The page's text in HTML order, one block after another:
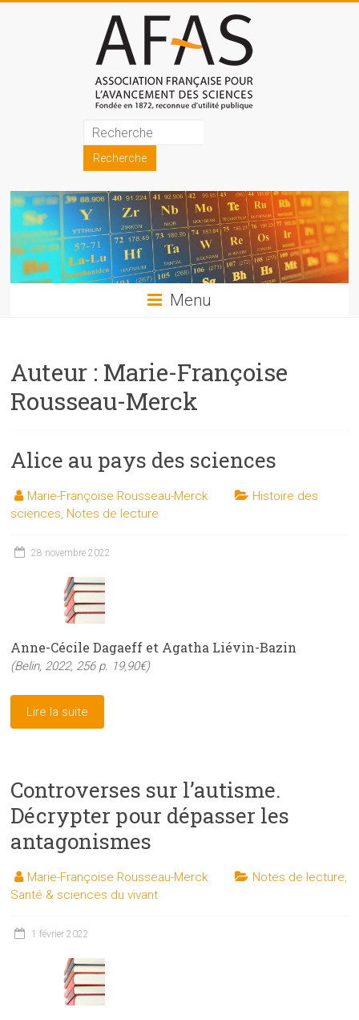
Association
française
pour
l'avancement
des
sciences
les
sciences
et
auprès
du
public
Menu
Auteur : Marie-Françoise
Rousseau-Merck
Alice au pays des sciences
Marie-Françoise Rousseau-Merck
Histoire des
sciences Notes de lecture
28 novembre 2022
Anne-Cécile Dagaeff et Agatha Liévin-Bazin
(Belin, 2022, 256 p. 19,90€)
Lire la suite
Controverses sur l’autisme.
Décrypter pour dépasser les
antagonismes
Marie-Françoise Rousseau-Merck Notes de lecture,
Santé & sciences du vivant
1 février 2022